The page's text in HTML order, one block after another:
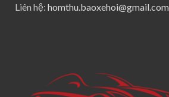
Liên hệ: homthu.baoxehoi@gmail.com